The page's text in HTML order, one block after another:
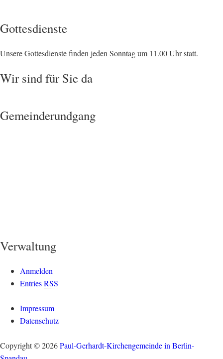
Gottesdienste
Unsere Gottesdienste finden jeden Sonntag um 11.00 Uhr statt.
Wir sind für Sie da
Gemeinderundgang
Verwaltung
Anmelden
EntriesRSS
Impressum
Datenschutz
Copyright © 2026Paul-Gerhardt-Kirchengemeinde in Berlin-